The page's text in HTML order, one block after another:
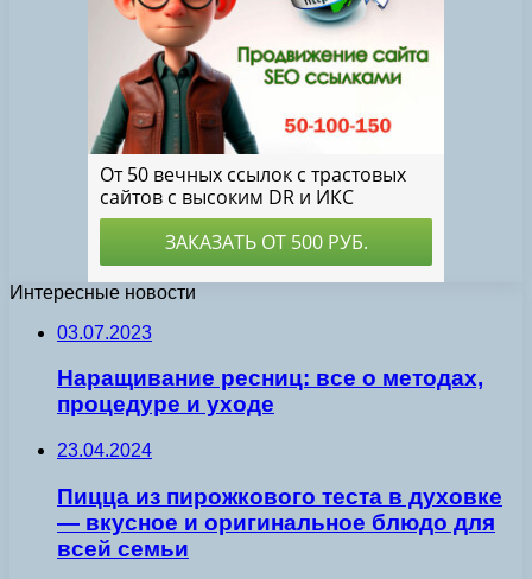
Интересные новости
03.07.2023
Наращивание ресниц: все о методах,
процедуре и уходе
23.04.2024
Пицца из пирожкового теста в духовке
— вкусное и оригинальное блюдо для
всей семьи